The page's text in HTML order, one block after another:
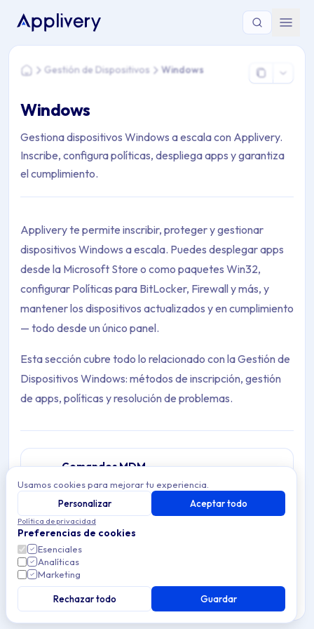
HomeGestión de Dispositivos Windows
Windows
Gestiona dispositivos Windows a escala con Applivery.
Inscribe, configura políticas, despliega apps y garantiza
el cumplimiento.
Applivery te permite inscribir, proteger y gestionar
dispositivos Windows a escala. Puedes desplegar apps
desde la Microsoft Store o como paquetes Win32,
configurar Políticas para BitLocker, Firewall y más, y
mantener los dispositivos actualizados y en cumplimiento
— todo desde un único panel.
Esta sección cubre todo lo relacionado con la Gestión de
Dispositivos Windows: métodos de inscripción, gestión
de apps, políticas y resolución de problemas.
Comandos MDM
Comandos remotos para dispositivos Windows
gestionados en Applivery: reiniciar, sincronizar,
borrar y desinscribir sin acceso físico.
1 article
Resolución de problemas
Resuelve problemas comunes de Gestión de
Dispositivos Windows en Applivery — soluciona
problemas de inscripción, errores de
sincronización de configuración, problemas de
despliegue de apps y conflictos de
configuración.
0 articles
Archive Contents: Windows
This collection contains 2 articles across 1 sections: Windows.
Topics covered: Detalles del dispositivo, Primeros pasos
Article listing:
Usamos cookies para mejorar tu experiencia.
Personalizar
Aceptar todo
Política de privacidad
Preferencias de cookies
Esenciales
Analíticas
Marketing
Rechazar todo Guardar